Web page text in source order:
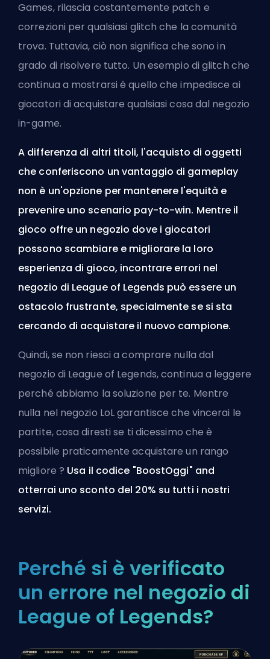
Games, rilascia costantemente patch e
correzioni per qualsiasi glitch che la comunità
trova. Tuttavia, ciò non significa che sono in
grado di risolvere tutto. Un esempio di glitch che
continua a mostrarsi è quello che impedisce ai
giocatori di acquistare qualsiasi cosa dal negozio
in-game.
A differenza di altri titoli, l'acquisto di oggetti
che conferiscono un vantaggio di gameplay
non è un'opzione per mantenere l'equità e
prevenire uno scenario pay-to-win. Mentre il
gioco offre un negozio dove i giocatori
possono scambiare e migliorare la loro
esperienza di gioco, incontrare errori nel
negozio di League of Legends può essere un
ostacolo frustrante, specialmente se si sta
cercando di acquistare il nuovo campione.
Quindi, se non riesci a comprare nulla dal
negozio di League of Legends, continua a leggere
perché abbiamo la soluzione per te. Mentre
nulla nel negozio LoL garantisce che vincerai le
partite, cosa diresti se ti dicessimo che è
possibile praticamenteacquistare un rango
migliore ? Usa il codice "BoostOggi" and
otterrai uno sconto del 20% su tutti i nostri
servizi.
Perché si è verificato
un errore nel negozio di
League of Legends?